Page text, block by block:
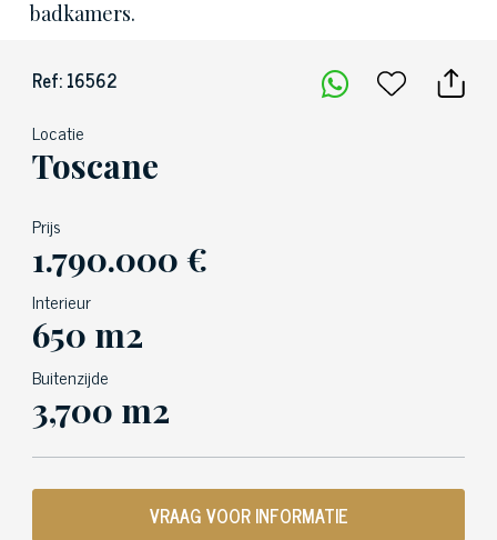
badkamers.
Ref: 16562
Locatie
Toscane
Prijs
1.790.000 €
Interieur
650 m2
Buitenzijde
3,700 m2
VRAAG VOOR INFORMATIE